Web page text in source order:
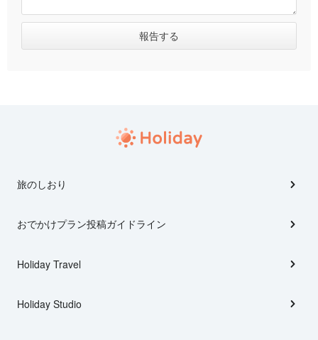
旅のしおり
おでかけプラン投稿ガイドライン
Holiday Travel
Holiday Studio